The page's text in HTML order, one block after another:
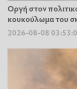
Οργή στον
κουκούλωμα του
2026-08-08